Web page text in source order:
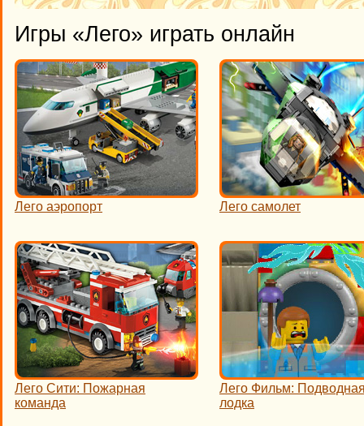
Игры «Лего» играть онлайн
Лего аэропорт Лего самолет
Лего Сити: Пожарная
команда
Лего Фильм:
лодка